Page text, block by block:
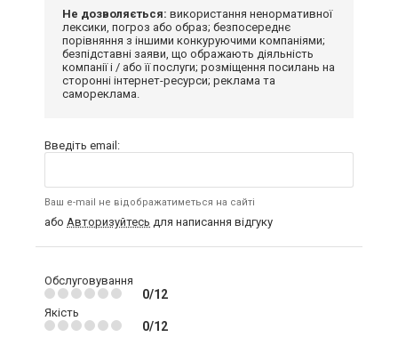
Не дозволяється: використання ненормативної
лексики, погроз або образ; безпосереднє
порівняння з іншими конкуруючими компаніями;
безпідставні заяви, що ображають діяльність
компанії і / або її послуги; розміщення посилань на
сторонні інтернет-ресурси; реклама та
самореклама.
Введіть email:
Ваш e-mail не відображатиметься на сайті
або Авторизуйтесь для написання відгуку
Обслуговування
0/12
Якість
0/12